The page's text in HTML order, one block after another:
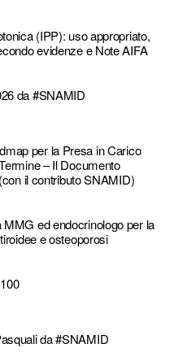
(IPP): uso appropriato,
evidenze e Note AIFA
da #SNAMID
per la Presa in Carico
– Il Documento
il contributo SNAMID)
ed endocrinologo per la
e osteoporosi
da #SNAMID